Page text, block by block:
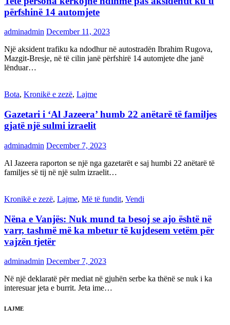
përfshinë 14 automjete
adminadmin December 11, 2023
Një aksident trafiku ka ndodhur në autostradën Ibrahim Rugova,
Mazgit-Bresje, në të cilin janë përfshirë 14 automjete dhe janë
lënduar…
Bota, Kronikë e zezë, Lajme
Gazetari i ‘Al Jazeera’ humb 22 anëtarë të familjes
gjatë një sulmi izraelit
adminadmin December 7, 2023
Al Jazeera raporton se një nga gazetarët e saj humbi 22 anëtarë të
familjes së tij në një sulm izraelit…
Kronikë e zezë, Lajme, Më të fundit, Vendi
Nëna e Vanjës: Nuk mund ta besoj se ajo është në
varr, tashmë më ka mbetur të kujdesem vetëm për
vajzën tjetër
adminadmin December 7, 2023
Në një deklaratë për mediat në gjuhën serbe ka thënë se nuk i ka
interesuar jeta e burrit. Jeta ime…
LAJME